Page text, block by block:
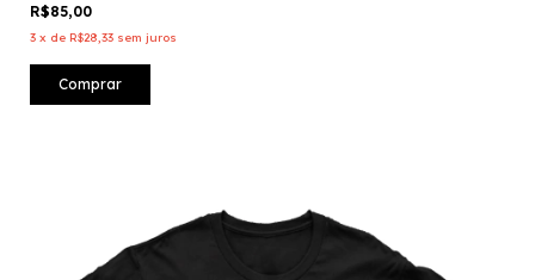
R$85,00
3 x de R$28,33 sem juros
Comprar